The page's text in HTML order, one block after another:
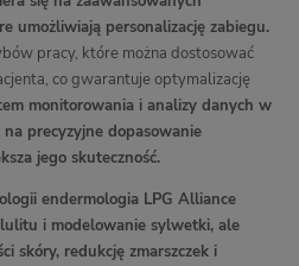
umożliwiają personalizację zabiegu.
pracy, które można dostosować
co gwarantuje optymalizację
monitorowania i analizy danych w
precyzyjne dopasowanie
jego skuteczność.
endermologia LPG Alliance
i modelowanie sylwetki, ale
skóry, redukcję zmarszczek i